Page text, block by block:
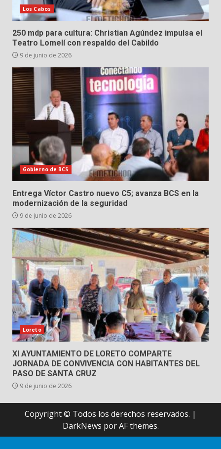
Los Cabos
250 mdp para cultura: Christian Agúndez impulsa el
Teatro Lomelí con respaldo del Cabildo
9 de junio de 2026
Gobierno de BCS
Entrega Víctor Castro nuevo C5; avanza BCS en la
modernización de la seguridad
9 de junio de 2026
Loreto
XI AYUNTAMIENTO DE LORETO COMPARTE
JORNADA DE CONVIVENCIA CON HABITANTES DEL
PASO DE SANTA CRUZ
9 de junio de 2026
Copyright © Todos los derechos reservados. |
DarkNews por AF themes.